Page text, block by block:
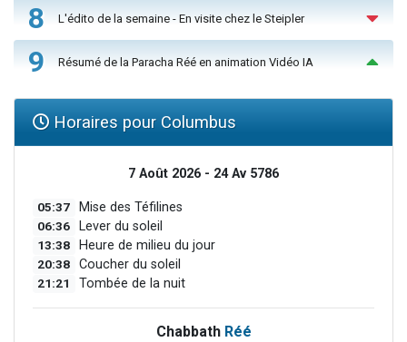
8 L'édito de la semaine - En visite chez le Steipler
9 Résumé de la Paracha Réé en animation Vidéo IA
Horaires pour Columbus
7 Août 2026 - 24 Av 5786
05:37 Mise des Téfilines
06:36 Lever du soleil
13:38 Heure de milieu du jour
20:38 Coucher du soleil
21:21 Tombée de la nuit
Chabbath Réé